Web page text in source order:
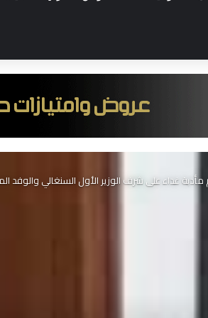
مأدبة غداء على شرف الوزير الأول السنغالي والوفد